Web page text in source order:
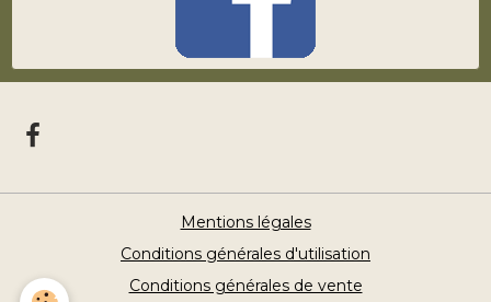
Mentions légales
Conditions générales d'utilisation
Conditions générales de vente